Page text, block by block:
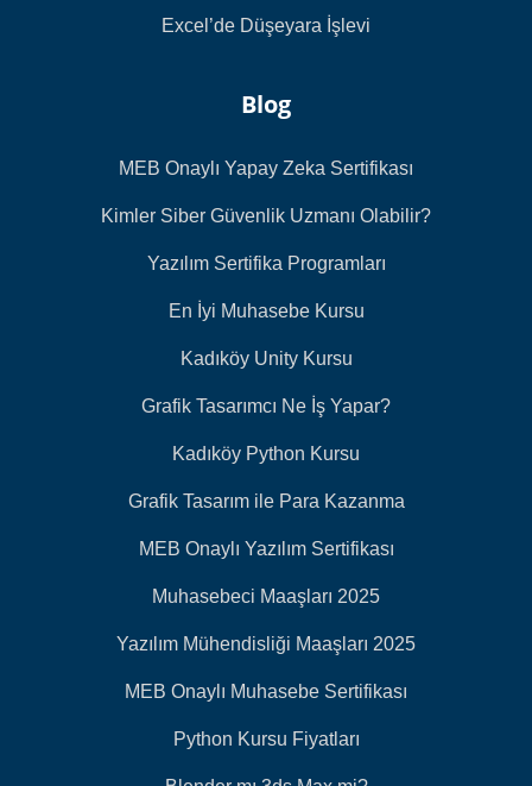
Excel’de Düşeyara İşlevi
Blog
MEB Onaylı Yapay Zeka Sertifikası
Kimler Siber Güvenlik Uzmanı Olabilir?
Yazılım Sertifika Programları
En İyi Muhasebe Kursu
Kadıköy Unity Kursu
Grafik Tasarımcı Ne İş Yapar?
Kadıköy Python Kursu
Grafik Tasarım ile Para Kazanma
MEB Onaylı Yazılım Sertifikası
Muhasebeci Maaşları 2025
Yazılım Mühendisliği Maaşları 2025
MEB Onaylı Muhasebe Sertifikası
Python Kursu Fiyatları